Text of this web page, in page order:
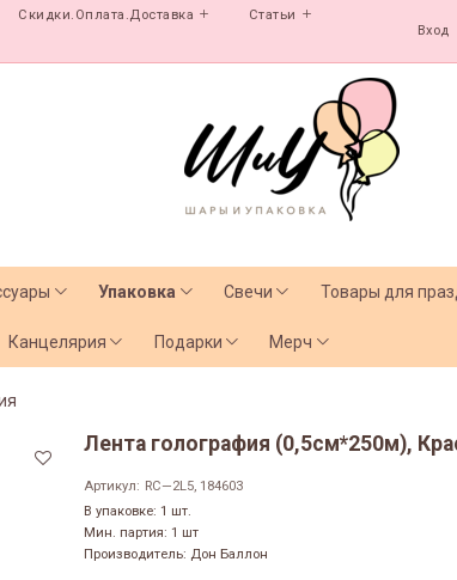
Скидки.Оплата.Доставка Статьи
Вход
Упаковка Свечи Товары для
Канцелярия Подарки Мерч
Лента голография (0,5см*250м),
Артикул: RC—2L5, 184603
В упаковке: 1 шт.
Мин. партия: 1 шт
Производитель: Дон Баллон